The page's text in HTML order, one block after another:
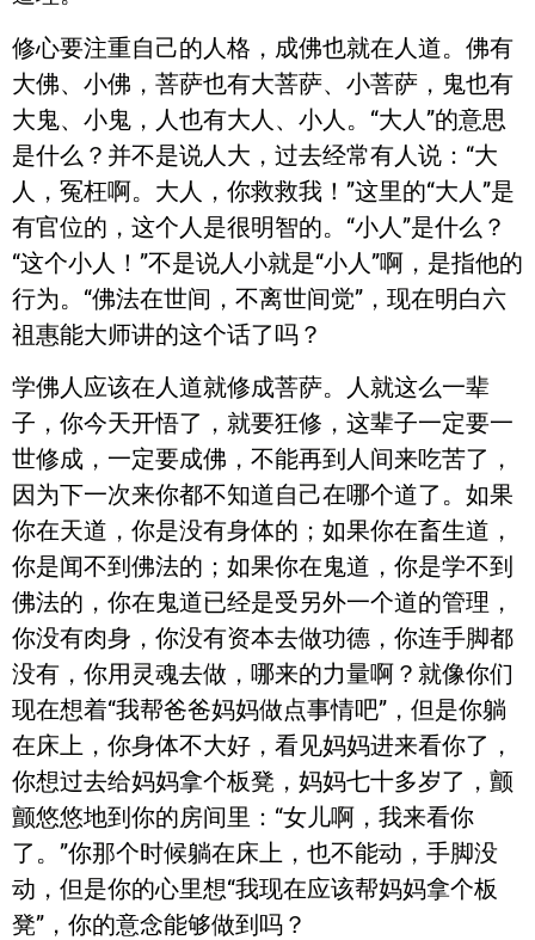
修心要注重自己的人格，成佛也就在人道。佛有
大佛、小佛，菩萨也有大菩萨、小菩萨，鬼也有
大鬼、小鬼，人也有大人、小人。“大人”的意思
是什么？并不是说人大，过去经常有人说：“大
人，冤枉啊。大人，你救救我！”这里的“大人”是
有官位的，这个人是很明智的。“小人”是什么？
“这个小人！”不是说人小就是“小人”啊，是指他的
行为。“佛法在世间，不离世间觉”，现在明白六
祖惠能大师讲的这个话了吗？
学佛人应该在人道就修成菩萨。人就这么一辈
子，你今天开悟了，就要狂修，这辈子一定要一
世修成，一定要成佛，不能再到人间来吃苦了，
因为下一次来你都不知道自己在哪个道了。如果
你在天道，你是没有身体的；如果你在畜生道，
你是闻不到佛法的；如果你在鬼道，你是学不到
佛法的，你在鬼道已经是受另外一个道的管理，
你没有肉身，你没有资本去做功德，你连手脚都
没有，你用灵魂去做，哪来的力量啊？就像你们
现在想着“我帮爸爸妈妈做点事情吧”，但是你躺
在床上，你身体不大好，看见妈妈进来看你了，
你想过去给妈妈拿个板凳，妈妈七十多岁了，颤
颤悠悠地到你的房间里：“女儿啊，我来看你
了。”你那个时候躺在床上，也不能动，手脚没
动，但是你的心里想“我现在应该帮妈妈拿个板
凳”，你的意念能够做到吗？